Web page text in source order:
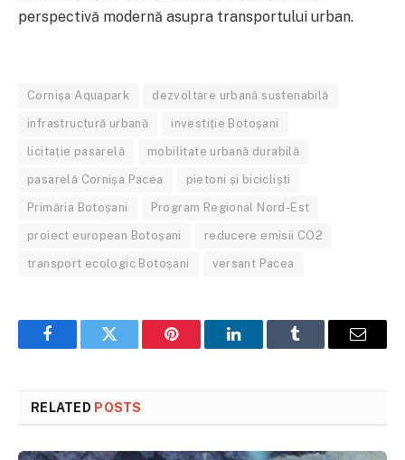
perspectivă modernă asupra transportului urban.
Cornișa Aquapark dezvoltare urbană sustenabilă
infrastructură urbană investiție Botoșani
licitație pasarelă mobilitate urbană durabilă
pasarelă Cornișa Pacea pietoni și bicicliști
Primăria Botoșani Program Regional Nord-Est
proiect european Botoșani reducere emisii CO2
transport ecologic Botoșani versant Pacea
FacebookTwitter Pinterest LinkedInTumblr Email
RELATED POSTS